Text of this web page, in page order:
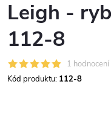
Leigh -
112-8
1 hodnocení
Kód produktu: 112-8